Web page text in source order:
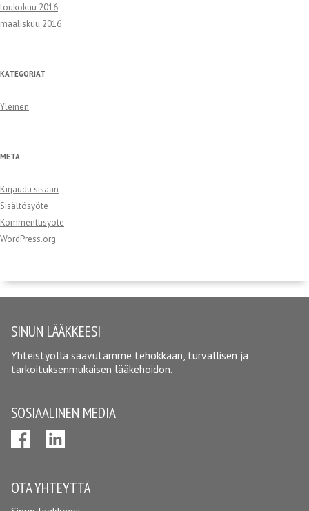
toukokuu 2016
maaliskuu 2016
KATEGORIAT
Yleinen
META
Kirjaudu sisään
Sisältösyöte
Kommenttisyöte
WordPress.org
SINUN LÄÄKKEESI
Yhteistyöllä saavutamme tehokkaan, turvallisen ja
tarkoituksenmukaisen lääkehoidon.
SOSIAALINEN MEDIA
OTA YHTEYTTÄ